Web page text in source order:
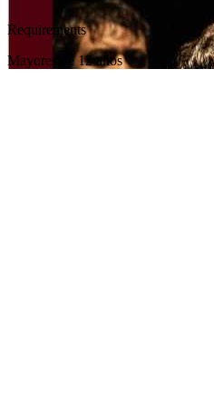
Requirements
Mayores de 12 años